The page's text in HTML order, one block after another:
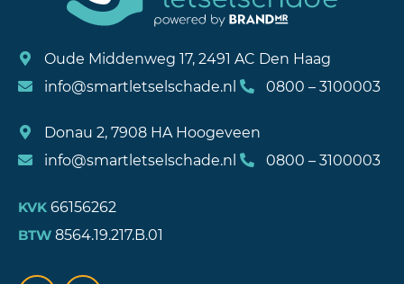
Oude Middenweg 17, 2491 AC Den Haag
info@smartletselschade.nl
0800 – 3100003
Donau 2, 7908 HA Hoogeveen
info@smartletselschade.nl
0800 – 3100003
KVK 66156262
BTW 8564.19.217.B.01